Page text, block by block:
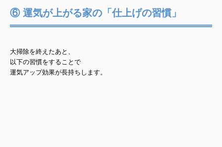
⑥ 運気が上がる家の「仕上げの習慣」
大掃除を終えたあと、
以下の習慣をすることで
運気アップ効果が長持ちします。